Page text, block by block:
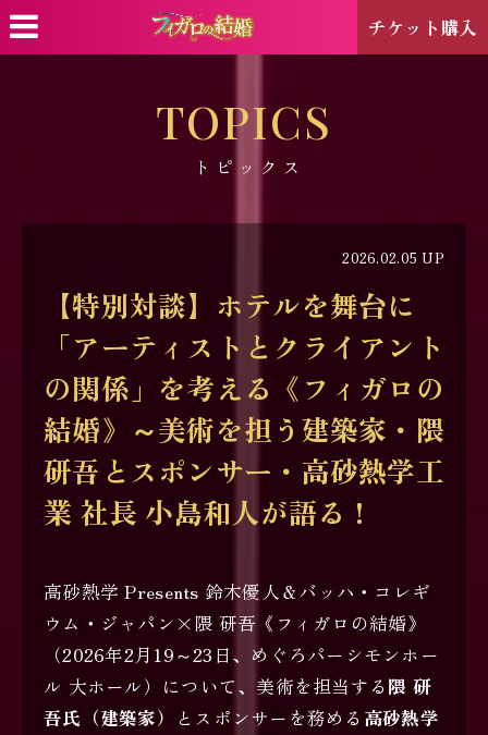
チケット購入
TOPICS
トピックス
2026.02.05 UP
【特別対談】ホテルを舞台に
「アーティストとクライアント
の関係」を考える《フィガロの
結婚》～美術を担う建築家・隈
研吾とスポンサー・高砂熱学工
業 社長 小島和人が語る！
高砂熱学 Presents 鈴木優人＆バッハ・コレギ
ウム・ジャパン×隈 研吾《フィガロの結婚》
（2026年2月19～23日、めぐろパーシモンホー
ル 大ホール）について、美術を担当する 隈 研
吾氏（建築家）
とスポンサーを務める 高砂熱学